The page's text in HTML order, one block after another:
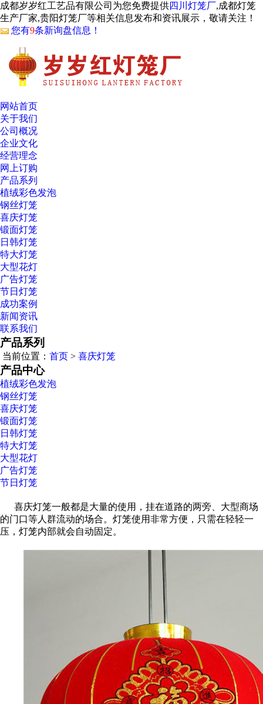
成都岁岁红工艺品有限公司为您免费提供四川灯笼厂,成都灯笼
生产厂家,贵阳灯笼厂等相关信息发布和资讯展示，敬请关注！
您有9条新询盘信息！
网站首页
关于我们
公司概况
企业文化
经营理念
网上订购
产品系列
植绒彩色发泡
钢丝灯笼
喜庆灯笼
锻面灯笼
日韩灯笼
特大灯笼
大型花灯
广告灯笼
节日灯笼
成功案例
新闻资讯
联系我们
产品系列
当前位置： 首页 > 喜庆灯笼
产品中心
植绒彩色发泡
钢丝灯笼
喜庆灯笼
锻面灯笼
日韩灯笼
特大灯笼
大型花灯
广告灯笼
节日灯笼
喜庆灯笼一般都是大量的使用，挂在道路的两旁、大型商场
的门口等人群流动的场合。灯笼使用非常方便，只需在轻轻一
压，灯笼内部就会自动固定。